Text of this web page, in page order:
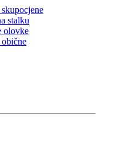
stalku
olovke